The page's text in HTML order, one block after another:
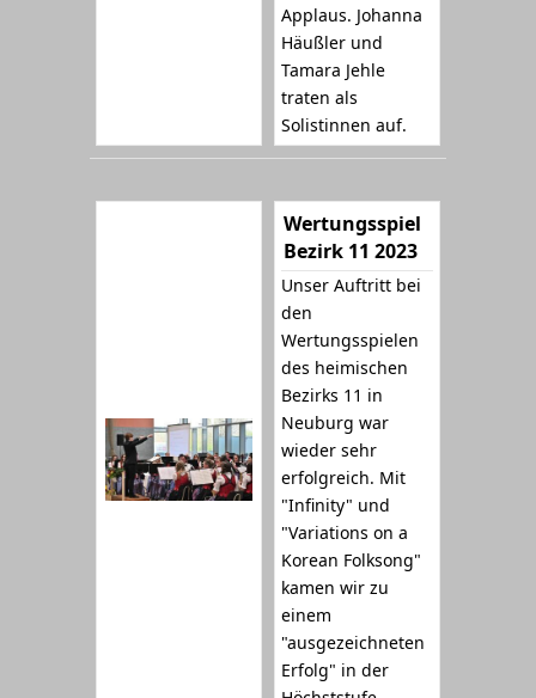
Applaus. Johanna
Häußler und
Tamara Jehle
traten als
Solistinnen auf.
Wertungsspiel
Bezirk 11 2023
Unser Auftritt bei
den
Wertungsspielen
des heimischen
Bezirks 11 in
Neuburg war
wieder sehr
erfolgreich. Mit
"Infinity" und
"Variations on a
Korean Folksong"
kamen wir zu
einem
"ausgezeichneten
Erfolg" in der